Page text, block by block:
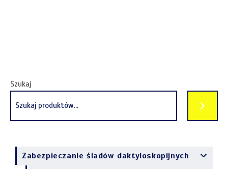
Szukaj
Zabezpieczanie śladów daktyloskopijnych